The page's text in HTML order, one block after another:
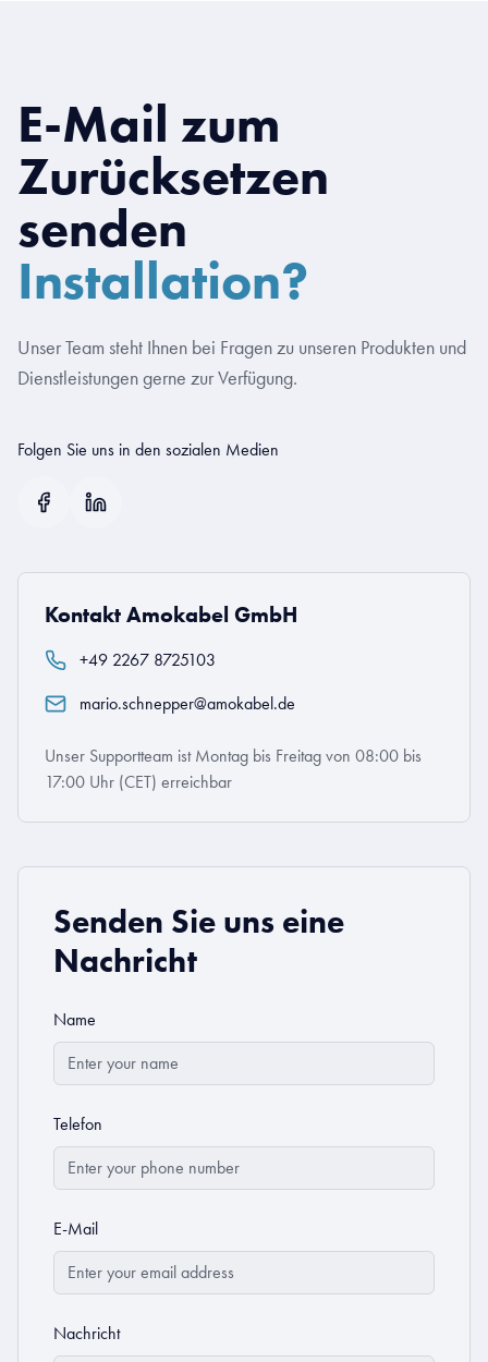
E-Mail zum
Zurücksetzen
senden
Installation?
Unser Team steht Ihnen bei Fragen zu unseren Produkten und
Dienstleistungen gerne zur Verfügung.
Folgen Sie uns in den sozialen Medien
Kontakt Amokabel GmbH
+49 2267 8725103
mario.schnepper@amokabel.de
Unser Supportteam ist Montag bis Freitag von 08:00 bis
17:00 Uhr (CET) erreichbar
Senden Sie uns eine
Nachricht
Name
Telefon
E-Mail
Nachricht